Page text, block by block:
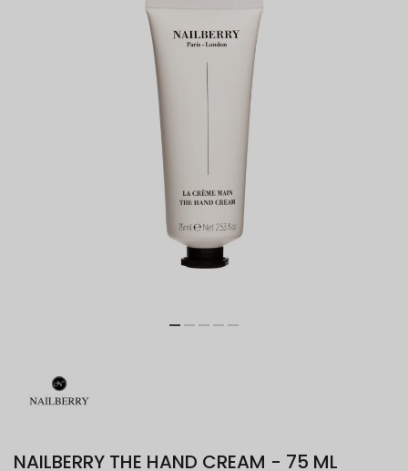
NAILBERRY THE HAND CREAM - 75 ML